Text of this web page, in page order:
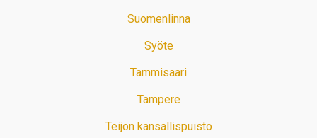
Suomenlinna
Syöte
Tammisaari
Tampere
Teijon kansallispuisto